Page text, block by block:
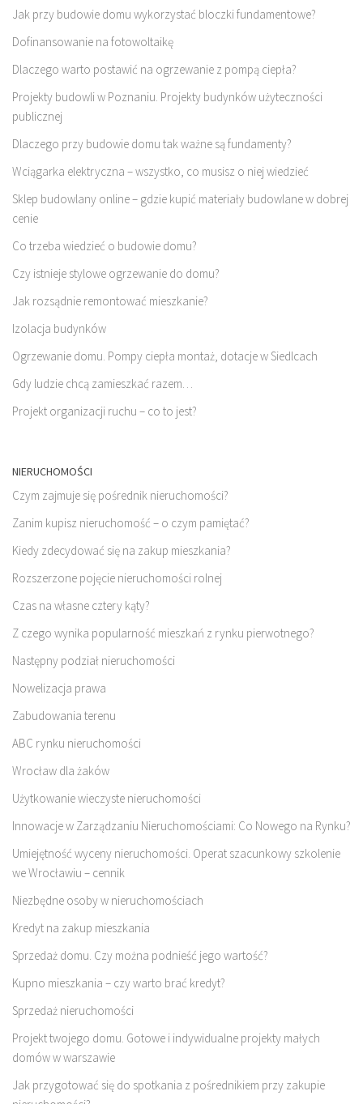
Jak przy budowie domu wykorzystać bloczki fundamentowe?
Dofinansowanie na fotowoltaikę
Dlaczego warto postawić na ogrzewanie z pompą ciepła?
Projekty budowli w Poznaniu. Projekty budynków użyteczności
publicznej
Dlaczego przy budowie domu tak ważne są fundamenty?
Wciągarka elektryczna – wszystko, co musisz o niej wiedzieć
Sklep budowlany online – gdzie kupić materiały budowlane w dobrej
cenie
Co trzeba wiedzieć o budowie domu?
Czy istnieje stylowe ogrzewanie do domu?
Jak rozsądnie remontować mieszkanie?
Izolacja budynków
Ogrzewanie domu. Pompy ciepła montaż, dotacje w Siedlcach
Gdy ludzie chcą zamieszkać razem…
Projekt organizacji ruchu – co to jest?
NIERUCHOMOŚCI
Czym zajmuje się pośrednik nieruchomości?
Zanim kupisz nieruchomość – o czym pamiętać?
Kiedy zdecydować się na zakup mieszkania?
Rozszerzone pojęcie nieruchomości rolnej
Czas na własne cztery kąty?
Z czego wynika popularność mieszkań z rynku pierwotnego?
Następny podział nieruchomości
Nowelizacja prawa
Zabudowania terenu
ABC rynku nieruchomości
Wrocław dla żaków
Użytkowanie wieczyste nieruchomości
Innowacje w Zarządzaniu Nieruchomościami: Co Nowego na Rynku?
Umiejętność wyceny nieruchomości. Operat szacunkowy szkolenie
we Wrocławiu – cennik
Niezbędne osoby w nieruchomościach
Kredyt na zakup mieszkania
Sprzedaż domu. Czy można podnieść jego wartość?
Kupno mieszkania – czy warto brać kredyt?
Sprzedaż nieruchomości
Projekt twojego domu. Gotowe i indywidualne projekty małych
domów w warszawie
Jak przygotować się do spotkania z pośrednikiem przy zakupie